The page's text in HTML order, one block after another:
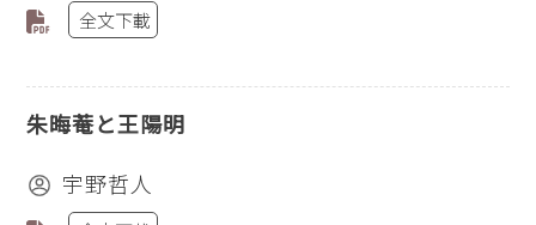
全文下載
朱晦菴と王陽明
宇野哲人